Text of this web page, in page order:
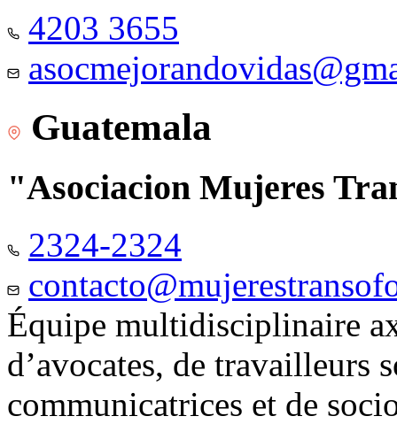
4203 3655
Guatemala
"Asociacion Mujeres
2324-2324
Équipe multidisciplinaire
d’avocates, de travailleurs
communicatrices et de